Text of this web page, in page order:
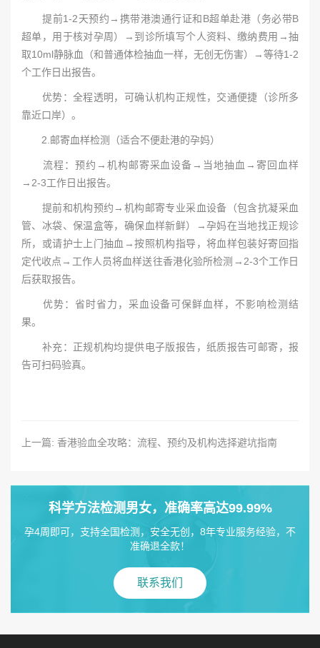
提前1-2天预约→携带港澳通行证和B超单赴港（务必带B
超单，用于核对孕周）→到诊所填写个人资料、缴纳费用→抽
取10ml静脉血（和普通体检抽血一样，无创无伤害）→等待1-2
个工作日出报告。
优势：全程透明，可确认机构正规性，交通便捷（诊所多
靠近口岸）。
2.邮寄血样检测（适合不便赴港的孕妈）
流程：预约→机构邮寄采血设备→当地抽血→寄回血样
→2-3工作日出报告。
提前和机构预约→机构邮寄专业采血设备（包含抗凝采血
管、冰袋、保温盒等，确保血样新鲜）→孕妈在当地找正规诊
所，或请护士上门抽血→按照机构指导，将血样包装好寄回指
定代收点→工作人员将血样送往香港化验所检测→2-3个工作日
后获取报告。
优势：省时省力，采血设备可保鲜血样，不影响检测结
果。
补充：正规机构均提供电子版报告，纸质报告可邮寄，报
告可扫码验真。
上一篇: 香港验血全攻略：流程、预约及机构选择避坑指南
科学方法检测男女，准确率高达99.99%
孕4周即可，支持全国检测，安全无创，8年专业服务经验，不
准确退全款！
联系我们